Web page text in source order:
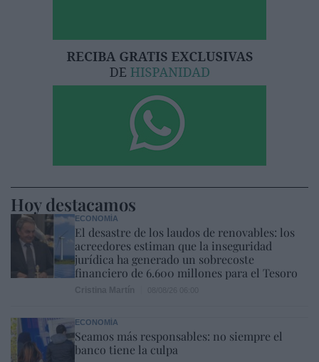
Hoy destacamos
ECONOMÍA
El desastre de los laudos de renovables: los
acreedores estiman que la inseguridad
jurídica ha generado un sobrecoste
financiero de 6.600 millones para el Tesoro
ECONOMÍA
Seamos más responsables: no siempre el
banco tiene la culpa